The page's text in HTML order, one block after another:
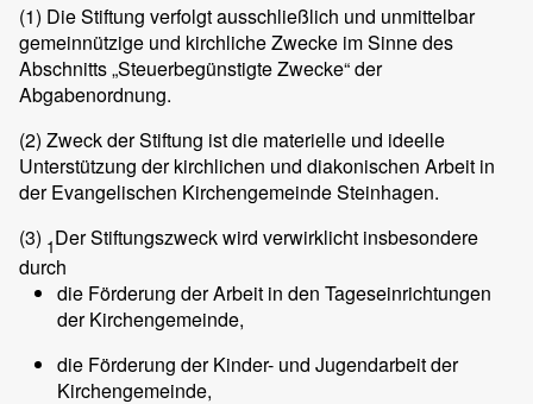
(1) Die Stiftung verfolgt ausschließlich und unmittelbar
gemeinnützige und kirchliche Zwecke im Sinne des
Abschnitts „Steuerbegünstigte Zwecke“ der
Abgabenordnung.
(2) Zweck der Stiftung ist die materielle und ideelle
Unterstützung der kirchlichen und diakonischen Arbeit in
der Evangelischen Kirchengemeinde Steinhagen.
(3) 1Der Stiftungszweck wird verwirklicht insbesondere
durch
die Förderung der Arbeit in den Tageseinrichtungen
der Kirchengemeinde,
die Förderung der Kinder- und Jugendarbeit der
Kirchengemeinde,